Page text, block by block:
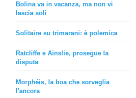
Bolina va in vacanza, ma non vi
lascia soli
Solitaire su trimarani: è polemica
Ratcliffe e Ainslie, prosegue la
disputa
Morphéis, la boa che sorveglia
l'ancora